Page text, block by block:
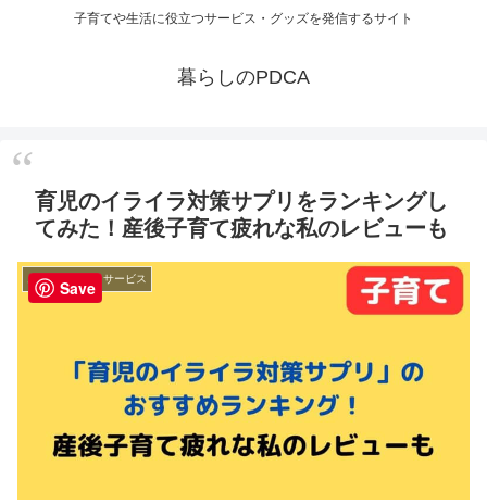
子育てや生活に役立つサービス・グッズを発信するサイト
暮らしのPDCA
育児のイライラ対策サプリをランキングし
てみた！産後子育て疲れな私のレビューも
お役立ち情報・サービス
Save